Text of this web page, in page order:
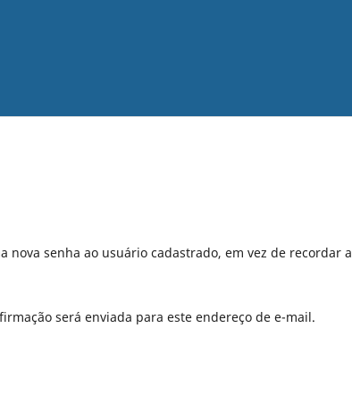
nova senha ao usuário cadastrado, em vez de recordar a
será enviada para este endereço de e-mail.